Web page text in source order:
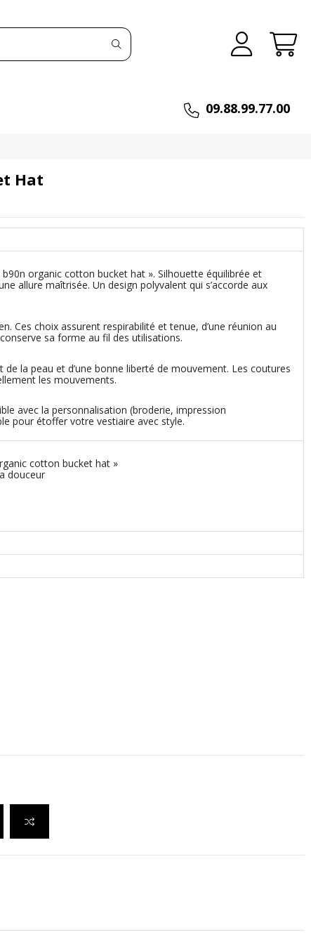
09.88.99.77.00
Hat
organic cotton bucket hat ». Silhouette équilibrée et
allure maîtrisée. Un design polyvalent qui s’accorde aux
Ces choix assurent respirabilité et tenue, d’une réunion au
sa forme au fil des utilisations.
la peau et d’une bonne liberté de mouvement. Les coutures
les mouvements.
avec la personnalisation (broderie, impression
pour étoffer votre vestiaire avec style.
cotton bucket hat »
douceur